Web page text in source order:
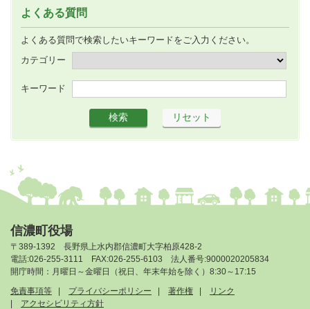
よくある質問
よくある質問で検索したいキーワードをご入力ください。
カテゴリー
キーワード
信濃町役場
〒389-1392 長野県上水内郡信濃町大字柏原428-2
電話:026-255-3111 FAX:026-255-6103 法人番号:9000020205834
開庁時間：月曜日～金曜日（祝日、年末年始を除く）8:30～17:15
免責事項等
プライバシーポリシー 著作権
リンク
アクセシビリティ方針